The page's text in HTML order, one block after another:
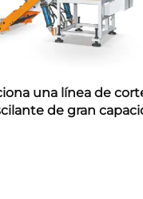
una línea de
de gran